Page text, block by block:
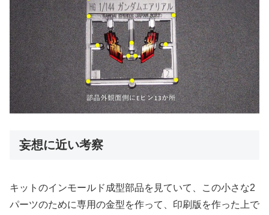
妄想に近い考察
キットのインモールド成型部品を見ていて、この小さな2
パーツのために専用の金型を作って、印刷版を作った上で